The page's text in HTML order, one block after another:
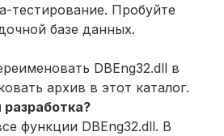
тестирование. Пробуйте
базе данных.
DBEng32.dll в
архив в этот каталог.
функции DBEng32.dll. В